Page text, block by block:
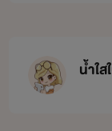
น้ำใส